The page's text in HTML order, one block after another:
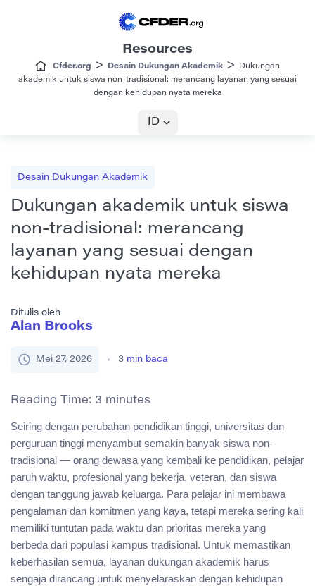
Resources
Cfder.org > Desain Dukungan Akademik >
Dukungan
akademik untuk siswa non-tradisional: merancang layanan yang sesuai
dengan kehidupan nyata mereka
ID
Desain Dukungan Akademik
Dukungan akademik untuk siswa
non-tradisional: merancang
layanan yang sesuai dengan
kehidupan nyata mereka
Ditulis oleh
Alan Brooks
Mei 27, 2026 3 min baca
Reading Time: 3 minutes
Seiring dengan perubahan pendidikan tinggi, universitas dan
perguruan tinggi menyambut semakin banyak siswa non-
tradisional — orang dewasa yang kembali ke pendidikan, pelajar
paruh waktu, profesional yang bekerja, veteran, dan siswa
dengan tanggung jawab keluarga. Para pelajar ini membawa
pengalaman dan komitmen yang kaya, tetapi mereka sering kali
memiliki tuntutan pada waktu dan prioritas mereka yang
berbeda dari populasi kampus tradisional. Untuk memastikan
keberhasilan semua, layanan dukungan akademik harus
sengaja dirancang untuk menyelaraskan dengan kehidupan